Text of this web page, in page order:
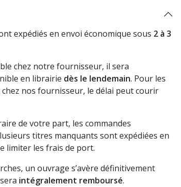
expédiés en envoi économique sous 2 à 3
chez notre fournisseur, il sera
en librairie dès le lendemain. Pour les
nos fournisseur, le délai peut courir
de votre part, les commandes
titres manquants sont expédiées en
limiter les frais de port.
un ouvrage s’avère définitivement
intégralement remboursé.